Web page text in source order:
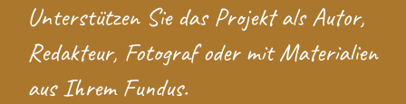
Unterstützen Sie das Projektals Autor,
Redakteur, Fotograf oder mit Materialien
aus Ihrem Fundus.